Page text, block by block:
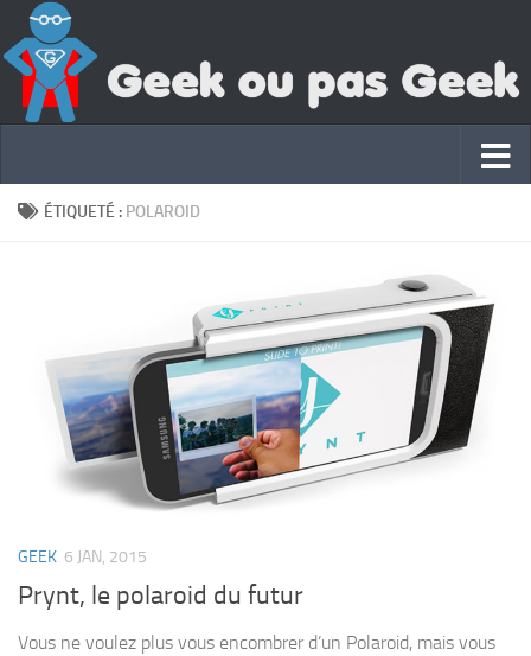
ÉTIQUETÉ : POLAROID
GEEK 6 JAN, 2015
Prynt, le polaroid du futur
Vous ne voulez plus vous encombrer d’un Polaroid, mais vous